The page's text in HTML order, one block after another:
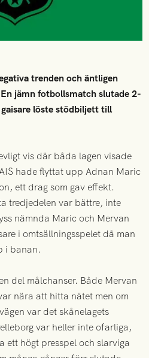
trenden och äntligen
jämn fotbollsmatch slutade 2-
löste stödbiljett till
vis där båda lagen visade
hade flyttat upp Adnan Maric
ett drag som gav effekt.
tredjedelen var bättre, inte
nämnda Maric och Mervan
i omtsällningsspelet då man
i banan.
del målchanser. Både Mervan
nära att hitta nätet men om
var det skånelagets
var heller inte ofarliga,
ett högt presspel och slarviga